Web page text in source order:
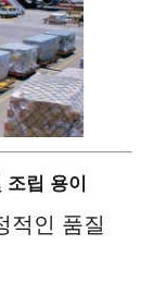
립 용이
적인 품질